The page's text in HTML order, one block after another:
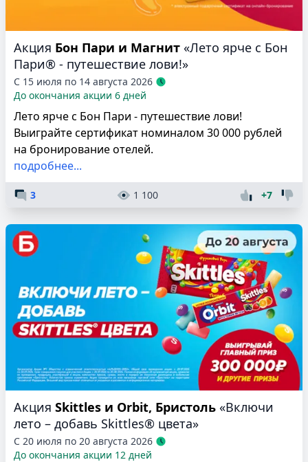
Акция Бон Пари и Магнит «Лето ярче с Бон
Пари® - путешествие лови!»
С 15 июля по 14 августа 2026
До окончания акции 6 дней
Лето ярче с Бон Пари - путешествие лови!
Выиграйте сертификат номиналом 30 000 рублей
на бронирование отелей.
подробнее...
3 1 100 +7
Акция Skittles и Orbit, Бристоль «Включи
лето – добавь Skittles® цвета»
С 20 июля по 20 августа 2026
До окончания акции 12 дней